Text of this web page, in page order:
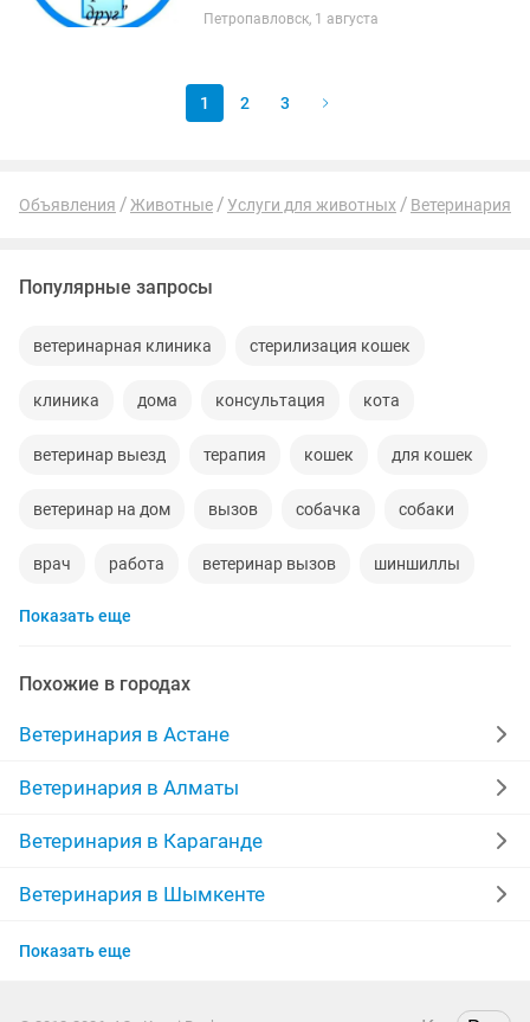
подбор и расчёт рациона питания и
Петропавловск, 1 августа
1 2 3
Объявления Животные Услуги для животных Ветеринария
Популярные запросы
ветеринарная клиника стерилизация кошек
клиника дома консультация кота
ветеринар выезд терапия кошек для кошек
ветеринар на дом вызов собачка собаки
врач работа ветеринар вызов шиншиллы
корм для собаки
бесплатные животные
вечерняя работа вечернее время работа
кожен аптека антитела бешенство
животные собаки мясо
Показать еще
Похожие в городах
Ветеринария в Астане
Ветеринария в Алматы
Ветеринария в Караганде
Ветеринария в Шымкенте
Ветеринария в Петропавловске
Показать еще